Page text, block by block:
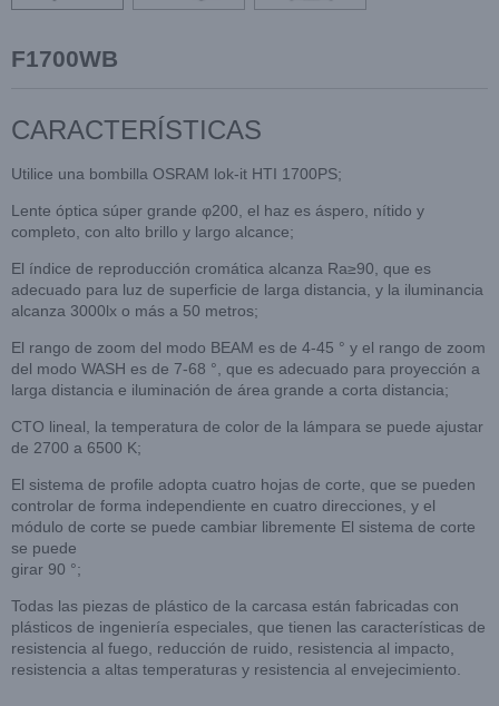
F1700WB
CARACTERÍSTICAS
Utilice una bombilla OSRAM lok-it HTI 1700PS;
Lente óptica súper grande φ200, el haz es áspero, nítido y
completo, con alto brillo y largo alcance;
El índice de reproducción cromática alcanza Ra≥90, que es
adecuado para luz de superficie de larga distancia, y la iluminancia
alcanza 3000lx o más a 50 metros;
El rango de zoom del modo BEAM es de 4-45 ° y el rango de zoom
del modo WASH es de 7-68 °, que es adecuado para proyección a
larga distancia e iluminación de área grande a corta distancia;
CTO lineal, la temperatura de color de la lámpara se puede ajustar
de 2700 a 6500 K;
El sistema de profile adopta cuatro hojas de corte, que se pueden
controlar de forma independiente en cuatro direcciones, y el
módulo de corte se puede cambiar libremente El sistema de corte
se puede
girar 90 °;
Todas las piezas de plástico de la carcasa están fabricadas con
plásticos de ingeniería especiales, que tienen las características de
resistencia al fuego, reducción de ruido, resistencia al impacto,
resistencia a altas temperaturas y resistencia al envejecimiento.